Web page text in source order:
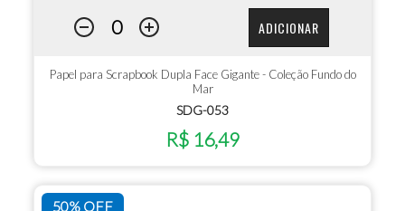
ADICIONAR
Papel para Scrapbook Dupla Face Gigante - Coleção Fundo do
Mar
SDG-053
R$ 16,49
50% OFF